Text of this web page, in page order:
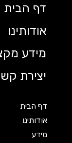
דף הבית
אודותינו
מידע מקצועי
יצירת קשר
דף הבית
אודותינו